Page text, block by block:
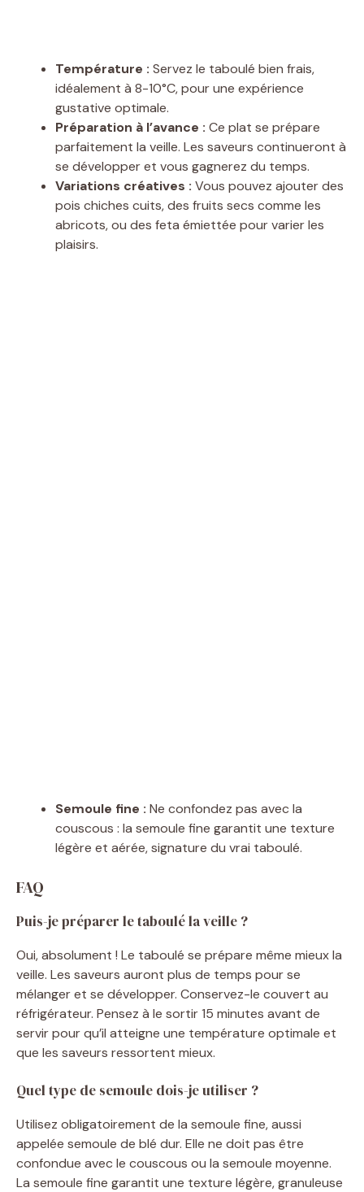
Température : Servez le taboulé bien frais,
idéalement à 8-10°C, pour une expérience
gustative optimale.
Préparation à l’avance : Ce plat se prépare
parfaitement la veille. Les saveurs continueront à
se développer et vous gagnerez du temps.
Variations créatives : Vous pouvez ajouter des
pois chiches cuits, des fruits secs comme les
abricots, ou des feta émiettée pour varier les
plaisirs.
Semoule fine : Ne confondez pas avec la
couscous : la semoule fine garantit une texture
légère et aérée, signature du vrai taboulé.
FAQ
Puis-je préparer le taboulé la veille ?
Oui, absolument ! Le taboulé se prépare même mieux la
veille. Les saveurs auront plus de temps pour se
mélanger et se développer. Conservez-le couvert au
réfrigérateur. Pensez à le sortir 15 minutes avant de
servir pour qu’il atteigne une température optimale et
que les saveurs ressortent mieux.
Quel type de semoule dois-je utiliser ?
Utilisez obligatoirement de la semoule fine, aussi
appelée semoule de blé dur. Elle ne doit pas être
confondue avec le couscous ou la semoule moyenne.
La semoule fine garantit une texture légère, granuleuse